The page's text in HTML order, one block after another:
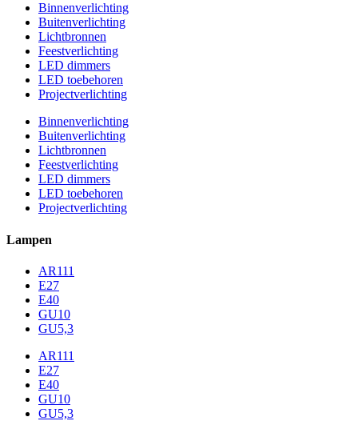
Binnenverlichting
Buitenverlichting
Lichtbronnen
Feestverlichting
LED dimmers
LED toebehoren
Projectverlichting
Binnenverlichting
Buitenverlichting
Lichtbronnen
Feestverlichting
LED dimmers
LED toebehoren
Projectverlichting
Lampen
AR111
E27
E40
GU10
GU5,3
AR111
E27
E40
GU10
GU5,3